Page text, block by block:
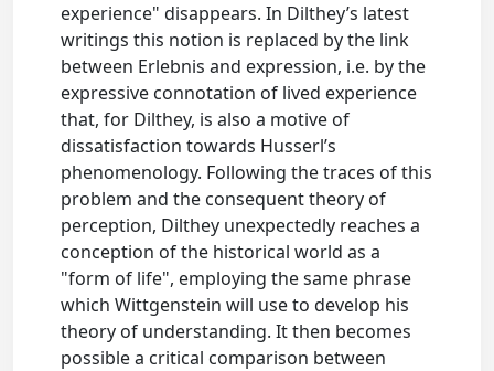
experience" disappears. In Dilthey’s latest
writings this notion is replaced by the link
between Erlebnis and expression, i.e. by the
expressive connotation of lived experience
that, for Dilthey, is also a motive of
dissatisfaction towards Husserl’s
phenomenology. Following the traces of this
problem and the consequent theory of
perception, Dilthey unexpectedly reaches a
conception of the historical world as a
"form of life", employing the same phrase
which Wittgenstein will use to develop his
theory of understanding. It then becomes
possible a critical comparison between